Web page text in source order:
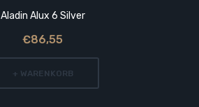
Aladin Alux 6 Silver
€86,55
+ WARENKORB